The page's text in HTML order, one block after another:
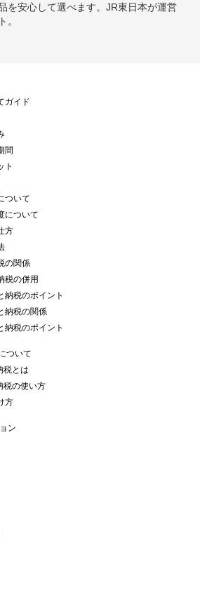
を安心して選べます。JR東日本が運営
。
ガイド
間
ト
ついて
について
方
の関係
税の併用
納税のポイント
納税の関係
納税のポイント
ついて
税とは
税の使い方
方
ン